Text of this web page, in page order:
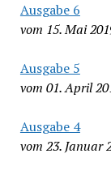
Ausgabe 6
vom 15. Mai
Ausgabe 5
vom 01. April
Ausgabe 4
vom 23. Januar